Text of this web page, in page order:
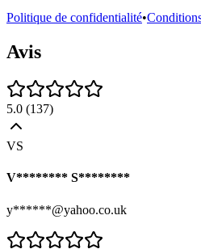
Politique de confidentialité•
Avis
5.0 (137)
VS
V******** S********
y******@yahoo.co.uk